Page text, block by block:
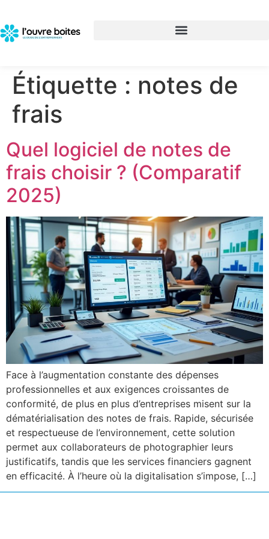
Étiquette : notes de
frais
Quel logiciel de notes de
frais choisir ? (Comparatif
2025)
Face à l’augmentation constante des dépenses
professionnelles et aux exigences croissantes de
conformité, de plus en plus d’entreprises misent sur la
dématérialisation des notes de frais. Rapide, sécurisée
et respectueuse de l’environnement, cette solution
permet aux collaborateurs de photographier leurs
justificatifs, tandis que les services financiers gagnent
en efficacité. À l’heure où la digitalisation s’impose, […]